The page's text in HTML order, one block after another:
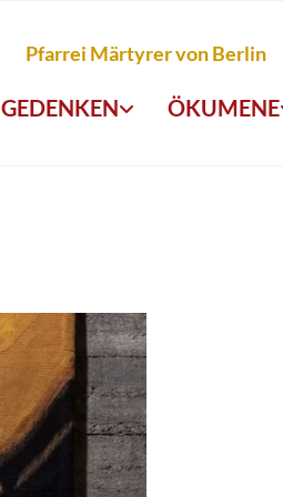
Pfarrei Märtyrer von Berlin
GEDENKEN ÖKUMENE